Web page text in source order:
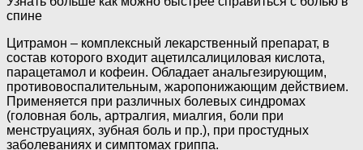
спине
Цитрамон – комплексный лекарственный препарат, в
состав которого входит ацетилсалициловая кислота,
парацетамол и кофеин. Обладает анальгезирующим,
противовоспалительным, жаропонижающим действием.
Применяется при различных болевых синдромах
(головная боль, артралгия, миалгия, боли при
менструациях, зубная боль и пр.), при простудных
заболеваниях и симптомах гриппа.